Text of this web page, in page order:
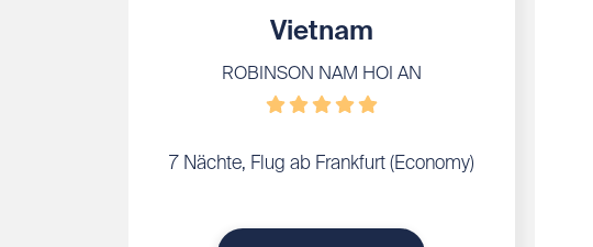
Vietnam
ROBINSON NAM HOI AN
7 Nächte, Flug ab Frankfurt (Economy)